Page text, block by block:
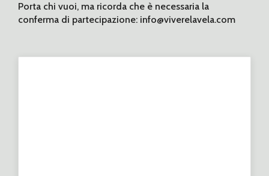
Porta chi vuoi, ma ricorda che è necessaria la
conferma di partecipazione: info@viverelavela.com